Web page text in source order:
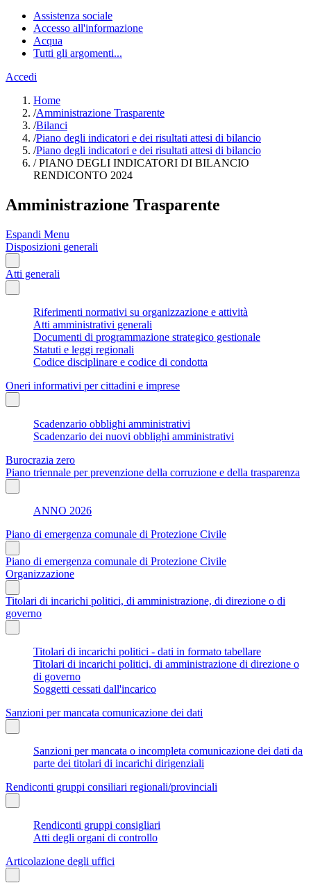
Assistenza sociale
Accesso all'informazione
Acqua
Tutti gli argomenti...
Accedi
Home
/Amministrazione Trasparente
/Bilanci
/Piano degli indicatori e dei risultati attesi di bilancio
/Piano degli indicatori e dei risultati attesi di bilancio
/PIANO DEGLI INDICATORI DI BILANCIO
RENDICONTO 2024
Amministrazione Trasparente
Espandi Menu
Disposizioni generali
Atti generali
Riferimenti normativi su organizzazione e attività
Atti amministrativi generali
Documenti di programmazione strategico gestionale
Statuti e leggi regionali
Codice disciplinare e codice di condotta
Oneri informativi per cittadini e imprese
Scadenzario obblighi amministrativi
Scadenzario dei nuovi obblighi amministrativi
Burocrazia zero
Piano triennale per prevenzione della corruzione e della trasparenza
ANNO 2026
Piano di emergenza comunale di Protezione Civile
Piano di emergenza comunale di Protezione Civile
Organizzazione
Titolari di incarichi politici, di amministrazione, di direzione o di
governo
Titolari di incarichi politici - dati in formato tabellare
Titolari di incarichi politici, di amministrazione di direzione o
di governo
Soggetti cessati dall'incarico
Sanzioni per mancata comunicazione dei dati
Sanzioni per mancata o incompleta comunicazione dei dati da
parte dei titolari di incarichi dirigenziali
Rendiconti gruppi consiliari regionali/provinciali
Rendiconti gruppi consigliari
Atti degli organi di controllo
Articolazione degli uffici